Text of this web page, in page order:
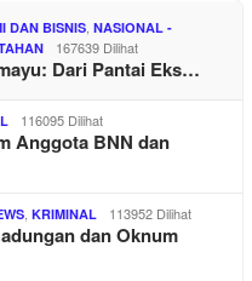
DAN BISNIS, NASIONAL -
167639 Dilihat
Dari Pantai Eks…
116095 Dilihat
Anggota BNN dan
, KRIMINAL 113952 Dilihat
dan Oknum